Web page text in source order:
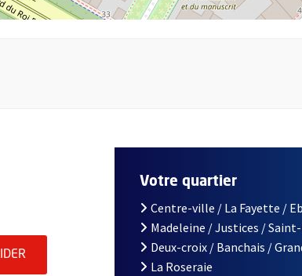
votre email (champ obligatoire)
ENVOYER MA DEMANDE D'INSCRIPTION À LA
Votre quartier
Centre-ville / La Fayette /
Madeleine / Justices /
Deux-croix / Banchais /
La Roseraie